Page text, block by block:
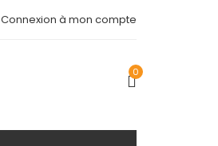
Connexion à mon compte
0